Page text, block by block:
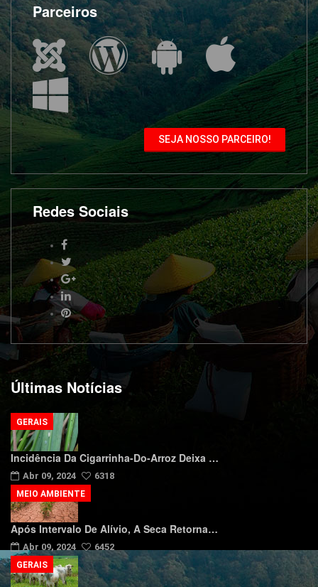
Parceiros
SEJA NOSSO PARCEIRO!
Redes Sociais
Últimas Notícias
Incidência Da Cigarrinha-Do-Arroz Deixa …
Abr 09, 2024 6318
GERAIS
Após Intervalo De Alívio, A Seca Retorna…
Abr 09, 2024 6452
MEIO AMBIENTE
GERAIS